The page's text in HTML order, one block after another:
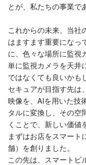
とが、私たちの事業で
これからの未来、当社
はますます重要になっ
に、色々な場所に監視
単に監視カメラを天井
ではなくても良いかも
セキュアが目指す先は
映像を、AIを用いた技
タルに変換し、その空
くことで、新しい価値
まずはお店をスマート
舗）を創りました。
この先は、スマートビ